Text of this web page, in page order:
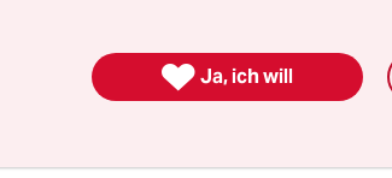
 Ja, ich will